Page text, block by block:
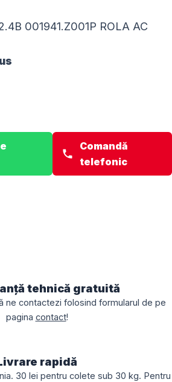
001941.Z001P ROLA AC
Comandă
telefonic
tehnică gratuită
ne contactezi folosind formularul de pe
pagina contact!
rapidă
30 lei pentru colete sub 30 kg. Pentru